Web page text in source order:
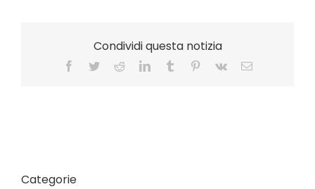
Condividi questa notizia
Facebook
TwitterRedditLinkedInTumblr Pinterest
Vk Email
Categorie